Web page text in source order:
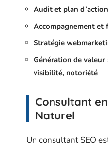
Audit et plan
Accompagnement et
Stratégie
Génération de valeur
visibilité, notoriété
Consultant
Naturel
Un consultant SEO